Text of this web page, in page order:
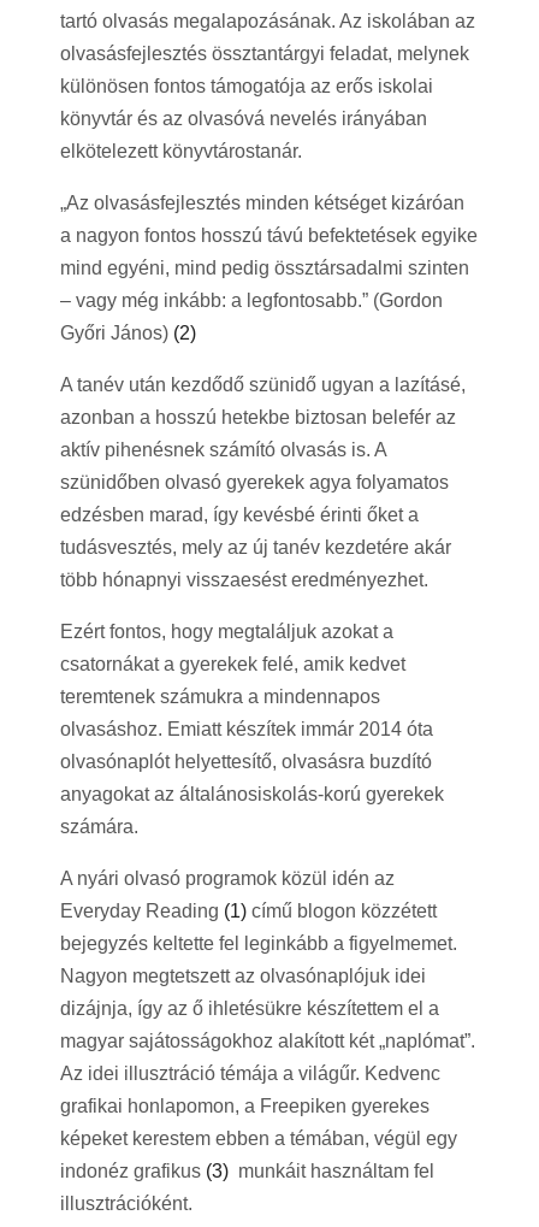
tartó olvasás megalapozásának. Az iskolában az
olvasásfejlesztés össztantárgyi feladat, melynek
különösen fontos támogatója az erős iskolai
könyvtár és az olvasóvá nevelés irányában
elkötelezett könyvtárostanár.
„Az olvasásfejlesztés minden kétséget kizáróan
a nagyon fontos hosszú távú befektetések egyike
mind egyéni, mind pedig össztársadalmi szinten
– vagy még inkább: a legfontosabb.” (Gordon
Győri János) (2)
A tanév után kezdődő szünidő ugyan a lazításé,
azonban a hosszú hetekbe biztosan belefér az
aktív pihenésnek számító olvasás is. A
szünidőben olvasó gyerekek agya folyamatos
edzésben marad, így kevésbé érinti őket a
tudásvesztés, mely az új tanév kezdetére akár
több hónapnyi visszaesést eredményezhet.
Ezért fontos, hogy megtaláljuk azokat a
csatornákat a gyerekek felé, amik kedvet
teremtenek számukra a mindennapos
olvasáshoz. Emiatt készítek immár 2014 óta
olvasónaplót helyettesítő, olvasásra buzdító
anyagokat az általánosiskolás-korú gyerekek
számára.
A nyári olvasó programok közül idén az
Everyday Reading (1) című blogon közzétett
bejegyzés keltette fel leginkább a figyelmemet.
Nagyon megtetszett az olvasónaplójuk idei
dizájnja, így az ő ihletésükre készítettem el a
magyar sajátosságokhoz alakított két „naplómat”.
Az idei illusztráció témája a világűr. Kedvenc
grafikai honlapomon, a Freepiken gyerekes
képeket kerestem ebben a témában, végül egy
indonéz grafikus (3) munkáit használtam fel
illusztrációként.